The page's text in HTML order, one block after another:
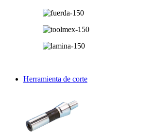
Herramienta de corte